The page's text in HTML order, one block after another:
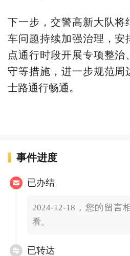
下一步，交警高新大队将
车问题持续加强治理，安
点通行时段开展专项整
守等措施，进一步规范
士路通行畅通。
事件进度
已办结
2024-12-18，您的留言
看。
已转达